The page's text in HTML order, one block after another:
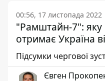
00:56, 17 листопада 2022
"Рамштайн-7": яку
отримає Україна
Підсумки чергової
Євген